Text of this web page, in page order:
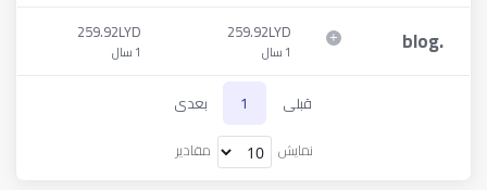
.
blog
259.92LYD
1 سال
259.92LYD
1 سال
قبلی 1
بعدی
نمایش
مقادیر